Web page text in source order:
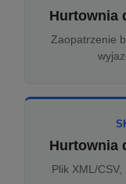
Hurtownia
Zaopatrzenie
Hurtownia
Plik XML/